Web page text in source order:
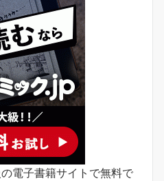
電子書籍サイトで無料で